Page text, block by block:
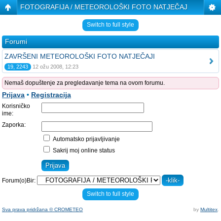
FOTOGRAFIJA / METEOROLOŠKI FOTO NATJEČAJ
Switch to full style
Forumi
ZAVRŠENI METEOROLOŠKI FOTO NATJEČAJI
19, 2243 12 ožu 2008, 12:23
Nemaš dopuštenje za pregledavanje tema na ovom forumu.
Prijava • Registracija
Korisničko
ime:
Zaporka:
Automatsko prijavljivanje
Sakrij moj online status
Forum(o)Bir:
Switch to full style
Sva prava pridržana © CROMETEO by Multitex